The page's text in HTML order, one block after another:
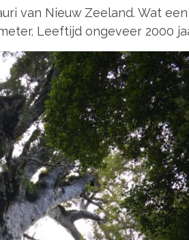
van Nieuw Zeeland. Wat
Leeftijd ongeveer 2000